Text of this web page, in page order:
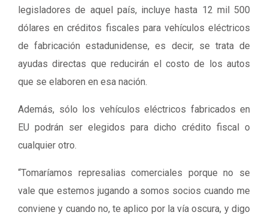
legisladores de aquel país, incluye hasta 12 mil 500
dólares en créditos fiscales para vehículos eléctricos
de fabricación estadunidense, es decir, se trata de
ayudas directas que reducirán el costo de los autos
que se elaboren en esa nación.
Además, sólo los vehículos eléctricos fabricados en
EU podrán ser elegidos para dicho crédito fiscal o
cualquier otro.
“Tomaríamos represalias comerciales porque no se
vale que estemos jugando a somos socios cuando me
conviene y cuando no, te aplico por la vía oscura, y digo